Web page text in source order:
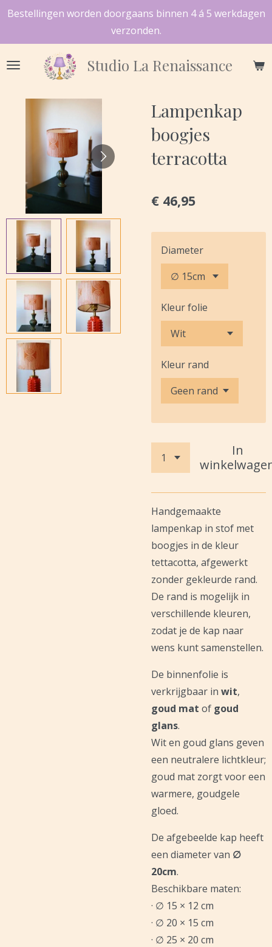
Ga
de
hoofdinhoud
Studio La Renaissance
Bestellingen worden doorgaans binnen 4 á 5 werkdagen
verzonden.
Lampenkap
boogjes
terracotta
€ 46,95
Diameter
Kleur folie
Kleur rand
In
Handgemaakte
lampenkap in stof met
boogjes in de kleur
tettacotta, afgewerkt
zonder gekleurde rand.
De rand is mogelijk in
verschillende kleuren,
zodat je de kap naar
wens kunt samenstellen.
De binnenfolie is
verkrijgbaar in wit,
goud mat of goud
glans.
Wit en goud glans geven
een neutralere lichtkleur;
goud mat zorgt voor een
warmere, goudgele
gloed.
De afgebeelde kap heeft
een diameter van ∅
20cm.
Beschikbare maten:
· ∅ 15 × 12 cm
· ∅ 20 × 15 cm
· ∅ 25 × 20 cm